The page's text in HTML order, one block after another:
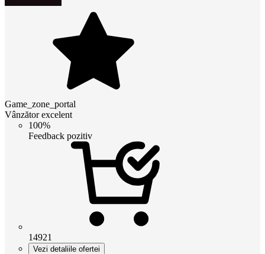
Game_zone_portal
Vânzător excelent
100%
Feedback pozitiv
14921
Vezi detaliile ofertei